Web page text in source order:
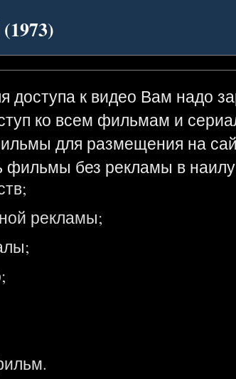
к видео Вам надо
ко всем фильмам и
для размещения на
фильмы без рекламы в
рекламы;